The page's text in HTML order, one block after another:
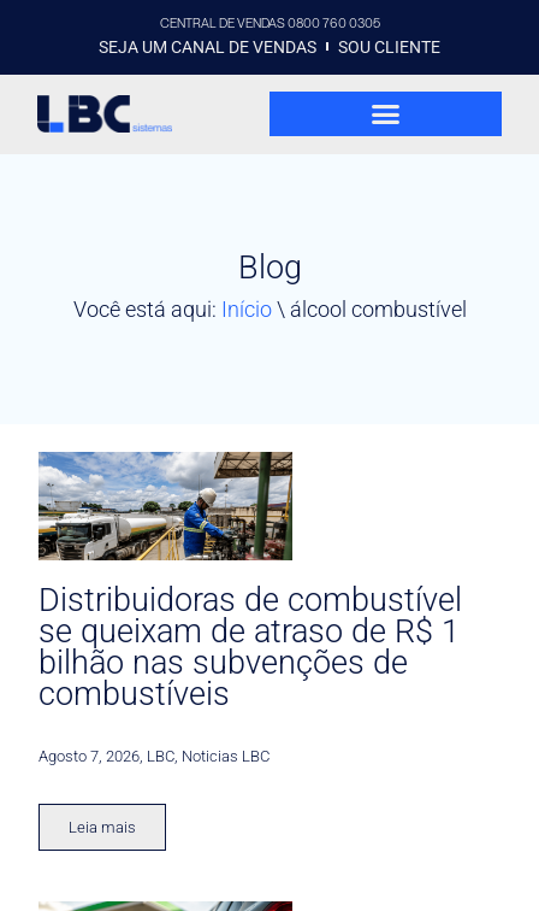
CENTRAL DE VENDAS 0800 760 0305
SEJA UM CANAL DE VENDAS SOU CLIENTE
Blog
Você está aqui: Início\ álcool combustível
Distribuidoras de combustível
se queixam de atraso de R$ 1
bilhão nas subvenções de
combustíveis
Agosto 7, 2026 LBC Noticias LBC
Leia mais